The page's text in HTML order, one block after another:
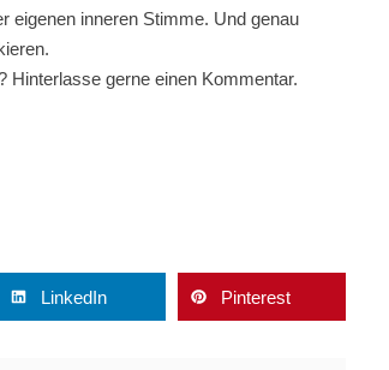
eigenen inneren Stimme. Und genau
Hinterlasse gerne einen Kommentar.
LinkedIn Pinterest